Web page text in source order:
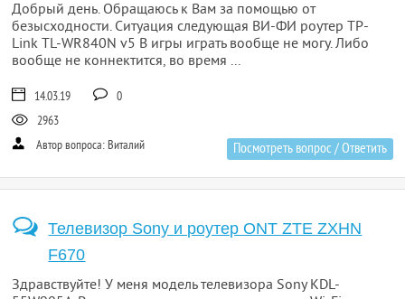
Добрый день. Обращаюсь к Вам за помощью от
безысходности. Ситуация следующая ВИ-ФИ роутер TP-
Link TL-WR840N v5 В игры играть вообще не могу. Либо
вообще не коннектится, во время ...
14.03.19
0
2963
Автор вопроса: Виталий
Посмотреть вопрос / Ответить
Телевизор Sony и роутер ONT ZTE ZXHN
F670
Здравствуйте! У меня модель телевизора Sony KDL-